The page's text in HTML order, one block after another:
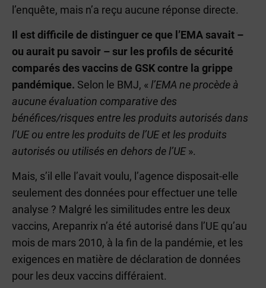
l’enquête, mais n’a reçu aucune réponse directe.
Il est difficile de distinguer ce que l’EMA savait –
ou aurait pu savoir – sur les profils de sécurité
comparés des vaccins de GSK contre la grippe
pandémique. Selon le BMJ, « l’EMA ne procède à
aucune évaluation comparative des
bénéfices/risques entre les produits autorisés dans
l’UE ou entre les produits de l’UE et les produits
autorisés ou utilisés en dehors de l’UE».
Mais, s’il elle l’avait voulu, l’agence disposait-elle
seulement des données pour effectuer une telle
analyse ? Malgré les similitudes entre les deux
vaccins, Arepanrix n’a été autorisé dans l’UE qu’au
mois de mars 2010, à la fin de la pandémie, et les
exigences en matière de déclaration de données
pour les deux vaccins différaient.